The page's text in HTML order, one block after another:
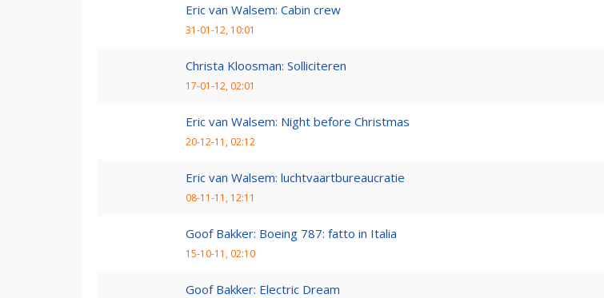
Eric van Walsem: Cabin crew
31-01-12, 10:01
Christa Kloosman: Solliciteren
17-01-12, 02:01
Eric van Walsem: Night before Christmas
20-12-11, 02:12
Eric van Walsem: luchtvaartbureaucratie
08-11-11, 12:11
Goof Bakker: Boeing 787: fatto in Italia
15-10-11, 02:10
Goof Bakker: Electric Dream